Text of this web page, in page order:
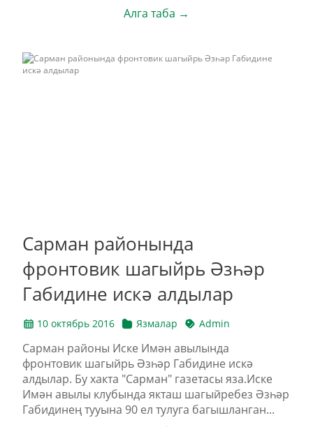
Алга таба →
Сарман районында
фронтовик шагыйрь Әзһәр
Габидине искә алдылар
10 октябрь 2016 Язмалар Admin
Сарман районы Иске Имән авылында
фронтовик шагыйрь Әзһәр Габидине искә
алдылар. Бу хакта "Сарман" газетасы яза.Иске
Имән авылы клубында якташ шагыйребез Әзһәр
Габидинең тууына 90 ел тулуга багышланган...